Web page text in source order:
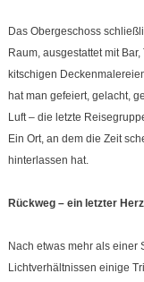
Das Obergeschoss
Raum, ausgestattet mit
kitschigen
hat man gefeiert, gelacht,
Luft – die letzte
Ein Ort, an dem die Zeit
hinterlassen hat.
Rückweg – ein letzter
Nach etwas mehr als einer
Lichtverhältnissen einige